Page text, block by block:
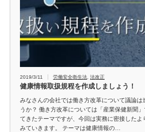
2019/3/11 労働安全衛生法 法改正
健康情報取扱規程を作成しましょう！
みなさんの会社では働き方改革について議論は
うか？ 働き方改革については「産業保健新聞
てきたテーマですが、今回は実務に密接したよ
みていきます。 テーマは健康情報の…